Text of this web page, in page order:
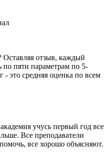
Оставляя отзыв, каждый
по пяти параметрам по 5-
- это средняя оценка по всем
учусь первый год все
Все преподаватели
, все хорошо объясняют.